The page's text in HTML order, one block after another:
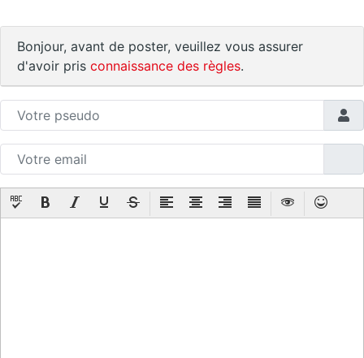
Bonjour, avant de poster, veuillez vous assurer
d'avoir pris connaissance des règles.